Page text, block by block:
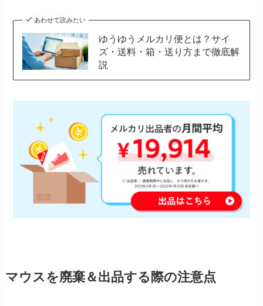
あわせて読みたい
ゆうゆうメルカリ便とは？サイ
ズ・送料・箱・送り方まで徹底解
説
マウスを廃棄＆出品する際の注意点